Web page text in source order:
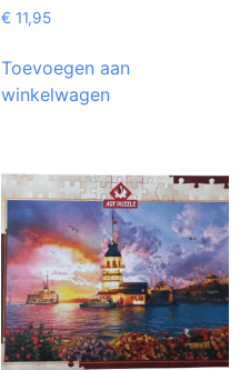
€ 11,95
Toevoegen aan
winkelwagen